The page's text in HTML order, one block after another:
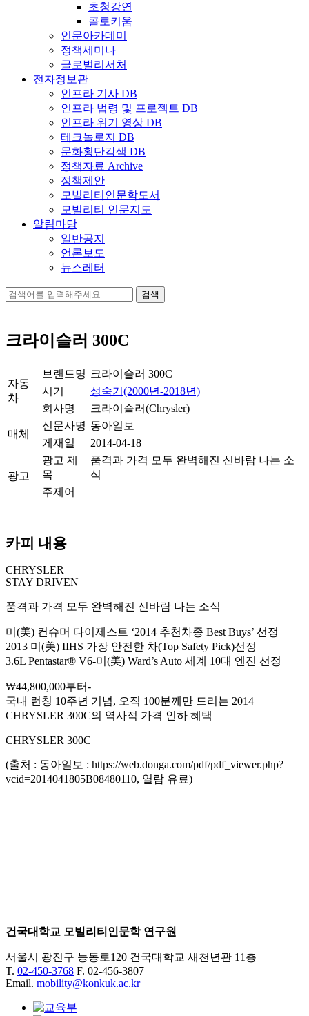
초청강연
콜로키움
인문아카데미
정책세미나
글로벌리서처
전자정보관
인프라 기사 DB
인프라 법령 및 프로젝트 DB
인프라 위기 영상 DB
테크놀로지 DB
문화횡단각색 DB
정책자료 Archive
정책제안
모빌리티인문학도서
모빌리티 인문지도
알림마당
일반공지
언론보도
뉴스레터
검
크라이슬러 300C
자동
차
브랜드명 크라이슬러 300C
시기
성숙기(2000년-2018년)
회사명
크라이슬러(Chrysler)
매체
신문사명 동아일보
게재일
2014-04-18
광고
광고 제
목
품격과 가격 모두 완벽해진 신바람 나는 소
식
주제어
카피 내용
CHRYSLER
STAY DRIVEN
품격과 가격 모두 완벽해진 신바람 나는 소식
미(美) 컨슈머 다이제스트 ‘2014 추천차종 Best Buys’ 선정
2013 미(美) IIHS 가장 안전한 차(Top Safety Pick)선정
3.6L Pentastar® V6-미(美) Ward’s Auto 세계 10대 엔진 선정
₩44,800,000부터-
국내 런칭 10주년 기념, 오직 100분께만 드리는 2014
CHRYSLER 300C의 역사적 가격 인하 혜택
CHRYSLER 300C
(출처 : 동아일보 : https://web.donga.com/pdf/pdf_viewer.php?
vcid=2014041805B08480110, 열람 유료)
건국대학교 모빌리티인문학 연구원
서울시 광진구 능동로120 건국대학교 새천년관 11층
T. 02-450-3768 F. 02-456-3807
Email. mobility@konkuk.ac.kr